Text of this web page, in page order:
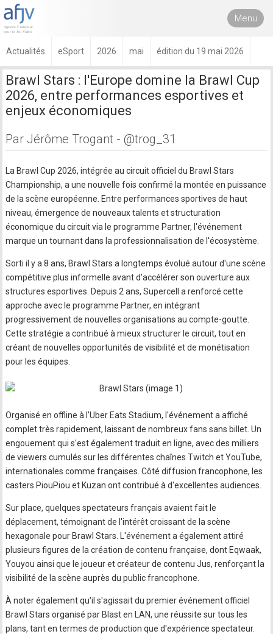
Menu
Actualités eSport 2026 mai édition du 19 mai 2026
Brawl Stars : l'Europe domine la Brawl Cup
2026, entre performances esportives et
enjeux économiques
Par Jérôme Trogant - @trog_31
La Brawl Cup 2026, intégrée au circuit officiel du Brawl Stars
Championship, a une nouvelle fois confirmé la montée en puissance
de la scène européenne. Entre performances sportives de haut
niveau, émergence de nouveaux talents et structuration
économique du circuit via le programme Partner, l'événement
marque un tournant dans la professionnalisation de l'écosystème.
Sorti il y a 8 ans, Brawl Stars a longtemps évolué autour d'une scène
compétitive plus informelle avant d'accélérer son ouverture aux
structures esportives. Depuis 2 ans, Supercell a renforcé cette
approche avec le programme Partner, en intégrant
progressivement de nouvelles organisations au compte-goutte.
Cette stratégie a contribué à mieux structurer le circuit, tout en
créant de nouvelles opportunités de visibilité et de monétisation
pour les équipes.
Organisé en offline à l'Uber Eats Stadium, l'événement a affiché
complet très rapidement, laissant de nombreux fans sans billet. Un
engouement qui s'est également traduit en ligne, avec des milliers
de viewers cumulés sur les différentes chaînes Twitch et YouTube,
internationales comme françaises. Côté diffusion francophone, les
casters PiouPiou et Kuzan ont contribué à d'excellentes audiences.
Sur place, quelques spectateurs français avaient fait le
déplacement, témoignant de l'intérêt croissant de la scène
hexagonale pour Brawl Stars. L'événement a également attiré
plusieurs figures de la création de contenu française, dont Eqwaak,
Youyou ainsi que le joueur et créateur de contenu Jus, renforçant la
visibilité de la scène auprès du public francophone.
À noter également qu'il s'agissait du premier événement officiel
Brawl Stars organisé par Blast en LAN, une réussite sur tous les
plans, tant en termes de production que d'expérience spectateur.